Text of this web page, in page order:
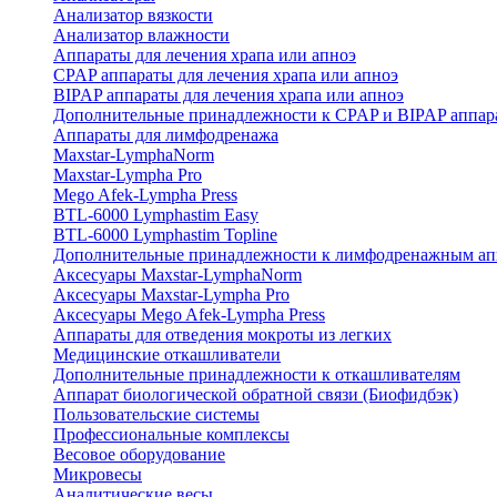
Анализатор вязкости
Анализатор влажности
Аппараты для лечения храпа или апноэ
CPAP аппараты для лечения храпа или апноэ
BIPAP аппараты для лечения храпа или апноэ
Дополнительные принадлежности к CPAP и BIPAP
Аппараты для лимфодренажа
Maxstar-LymphaNorm
Maxstar-Lympha Pro
Mego Afek-Lympha Press
BTL-6000 Lymphastim Easy
BTL-6000 Lymphastim Topline
Дополнительные принадлежности к лимфодренажным
Аксесуары Maxstar-LymphaNorm
Аксесуары Maxstar-Lympha Pro
Аксесуары Mego Afek-Lympha Press
Аппараты для отведения мокроты из легких
Медицинские откашливатели
Дополнительные принадлежности к откашливателям
Аппарат биологической обратной связи (Биофидбэк)
Пользовательские системы
Профессиональные комплексы
Весовое оборудование
Микровесы